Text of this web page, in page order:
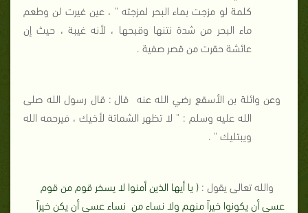
كلمة لو مزجت بماء البحر لمزجته " ، عين غيرت لن وطعم
ماء البحر من شدة نتنها وقبحها ، لأنه غيبة ، حيث إن
عائشة حقرت من قصر صفية .
وعن وائلة بن الأسقع رضي الله عنه قال : قال رسول الله صلى
الله عليه وسلم : " لا تظهر الشماتة لأخيك ، فيرحمه الله
ويبتليك " .
والله تعالى يقول : ( يا أيها الذين أمنوا لا يسخر قوم من قوم
عسى أن يكونوا خيراً منهم ولا نساء من نساء عسى أن يكن خيراً